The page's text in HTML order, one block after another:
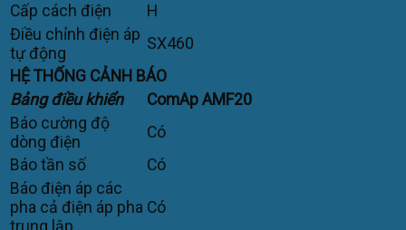
Cấp cách điện
H
Điều chỉnh điện áp
tự động
SX460
HỆ THỐNG CẢNH BÁO
Bảng điều khiển
ComAp AMF20
Báo cường độ
dòng điện
Có
Báo tần số
Có
Báo điện áp các
pha cả điện áp pha
trung lập
Có